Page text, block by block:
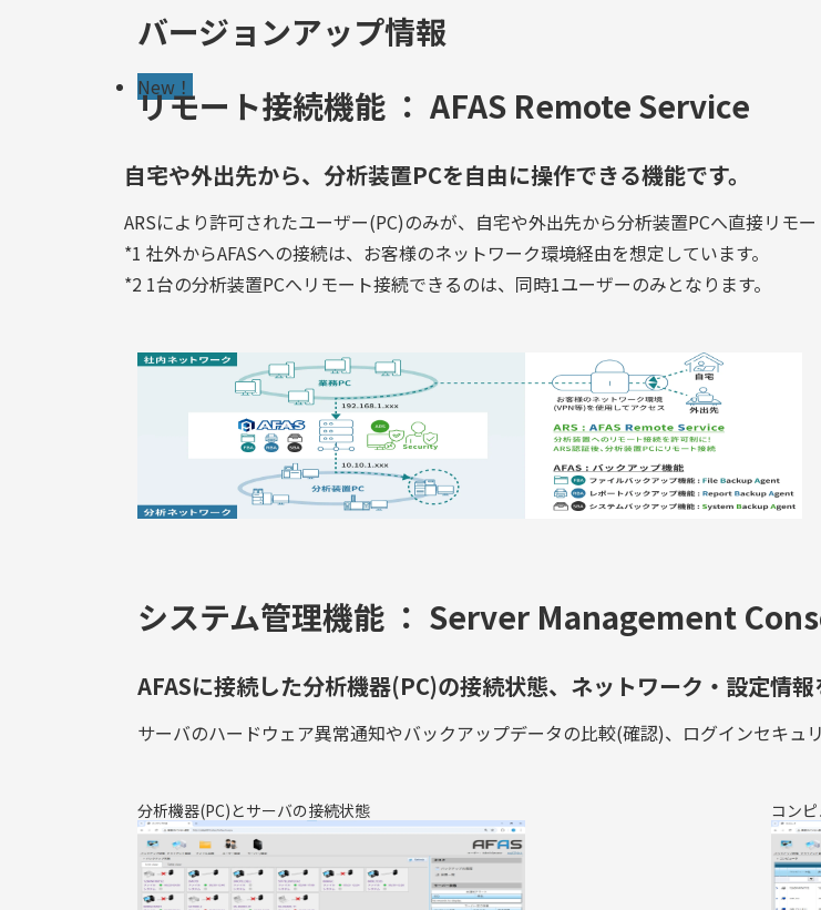
バージョンアップ情報
New！
リモート接続機能 ： AFAS Remote Service
自宅や外出先から、分析装置PCを自由に操作できる機能です。
ARSにより許可されたユーザー(PC)のみが、自宅や外出先から分析装置PCへ直接リモ
*1 社外からAFASへの接続は、お客様のネットワーク環境経由を想定しています。
*2 1台の分析装置PCへリモート接続できるのは、同時1ユーザーのみとなります。
システム管理機能 ： Server Management
AFASに接続した分析機器(PC)の接続状態、ネットワーク・設定情
サーバのハードウェア異常通知やバックアップデータの比較(確認)、ログインセキュ
分析機器(PC)とサーバの接続状態 コン